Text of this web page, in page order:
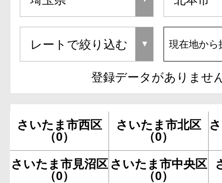
現在地から
登録データがありませ
さいたま市西区
（0）
さいたま市北区
（0）
さいたま市見沼区
（0）
さいたま市中央区
（0）